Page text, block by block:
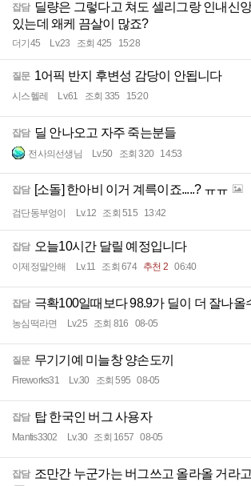
잡담 딜량은 그렇다고 쳐도 셀리그랑 인내신
있는데 왜케 끔살이 많죠?
더기45 Lv.23 조회 425 15:28
질문 1어픽 반지 후변성 감당이 안됩니다
시스헬레 Lv.61 조회 335 15:20
잡담 딜 안나오고 자주 죽는분들
전사의선생님 Lv.50 조회 320 14:53
잡담 [소돌] 한아비 이거 계륵이죠.....? ㅠㅠ
검단동부엉이 Lv.12 조회 515 13:42
잡담 오늘10시간 달릴 예정입니다
이제정말안해 Lv.11 조회 674 추천 2 06:40
잡담 극확100일때보다 98.9가 딜이 더 잘나올
농심떡라면 Lv.25 조회 816 08-05
질문 무기기예 미늘창 양손도끼
Fireworks31 Lv.30 조회 595 08-05
잡담 탑 한국인 버그 사용자
Mantis3302 Lv.30 조회 1657 08-05
잡담 조만간 누군가는 버그쓰고 올라올 거라